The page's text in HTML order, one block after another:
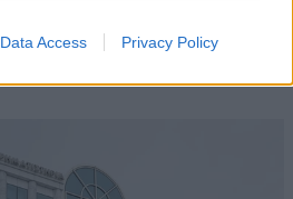
Data Access Privacy Policy